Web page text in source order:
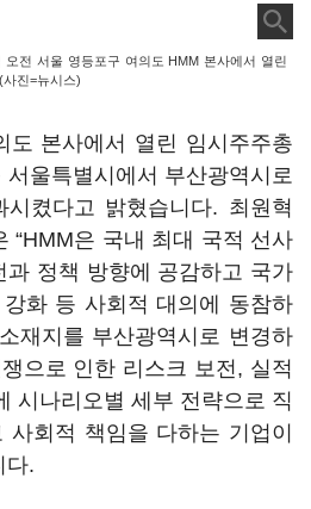
전 서울 영등포구 여의도 HMM 본사에서 열린
진=뉴시스)
도 본사에서 열린 임시주주총
울특별시에서 부산광역시로
켰다고 밝혔습니다. 최원혁
“HMM은 국내 최대 국적 선사
과 정책 방향에 공감하고 국가
화 등 사회적 대의에 동참하
재지를 부산광역시로 변경하
으로 인한 리스크 보전, 실적
시나리오별 세부 전략으로 직
회적 책임을 다하는 기업이
다.